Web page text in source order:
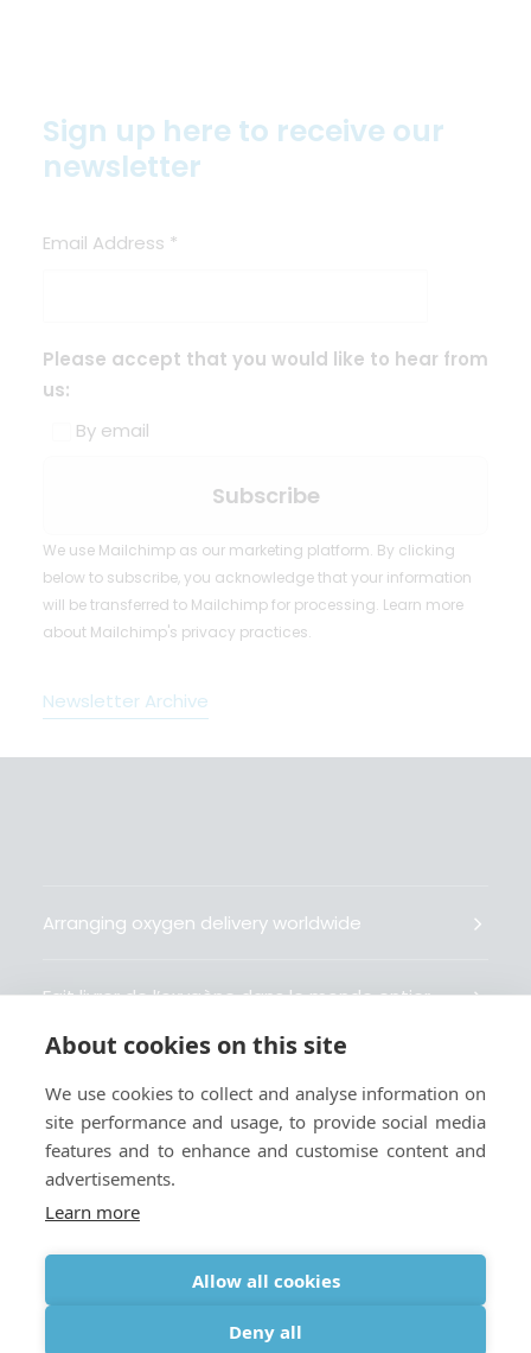
Sign up here to receive our
newsletter
Email Address *
Please accept that you would like to hear from
us:
By email
We use Mailchimp as our marketing platform. By clicking
below to subscribe, you acknowledge that your information
will be transferred to Mailchimp for processing. Learn more
about Mailchimp's privacy practices.
Newsletter Archive
Arranging oxygen delivery worldwide
Fait livrer de l’oxygène dans le monde entier
Gestiona la entrega de oxígeno medicinal en el
mundo
Terms
About cookies on this site
We use cookies to collect and analyse information on
site performance and usage, to provide social media
features and to enhance and customise content and
advertisements.
Learn more
Allow all cookies
Deny all